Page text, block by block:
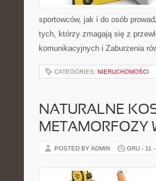
sportowców, jak i do osób
tych, którzy zmagają się z
komunikacyjnych i Zaburzenia
CATEGORIES: NIERUCHOMOŚCI
NATURALNE
METAMORFOZY
POSTED BY ADMIN GRU - 11